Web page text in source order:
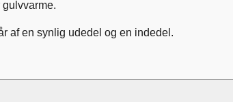
af en synlig udedel og en indedel.